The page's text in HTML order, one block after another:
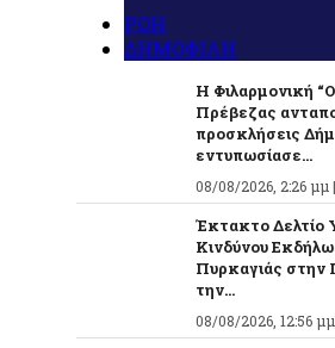
ΡΟΗ
ΔΗΜΟΦΙΛΗ
Η Φιλαρμονική
Πρέβεζας
προσκλήσεις
εντυπωσίασε...
08/08/2026, 2:26 μμ |
Έκτακτο Δελτίο
Κινδύνου
Πυρκαγιάς στην
την...
08/08/2026, 12:56